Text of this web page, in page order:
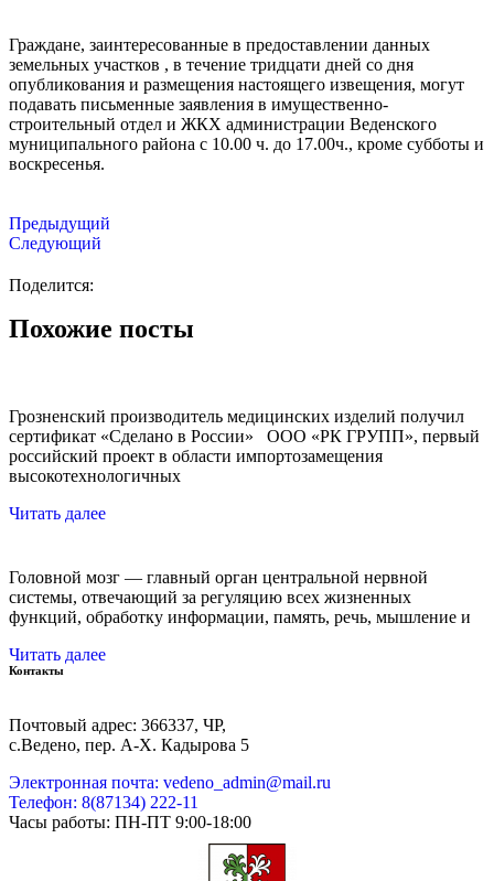
Граждане, заинтересованные в предоставлении данных
земельных участков , в течение тридцати дней со дня
опубликования и размещения настоящего извещения, могут
подавать письменные заявления в имущественно-
строительный отдел и ЖКХ администрации Веденского
муниципального района с 10.00 ч. до 17.00ч., кроме субботы и
воскресенья.
Предыдущий
Следующий
Поделится:
Похожие посты
Грозненский производитель медицинских изделий получил
сертификат «Сделано в России» ООО «РК ГРУПП», первый
российский проект в области импортозамещения
высокотехнологичных
Читать далее
Головной мозг — главный орган центральной нервной
системы, отвечающий за регуляцию всех жизненных
функций, обработку информации, память, речь, мышление и
Читать далее
Контакты
Почтовый адрес: 366337, ЧР,
с.Ведено, пер. А-Х. Кадыровa 5
Электронная почта: vedeno_admin@mail.ru
Телефон: 8(87134) 222-11
Часы работы: ПН-ПТ 9:00-18:00